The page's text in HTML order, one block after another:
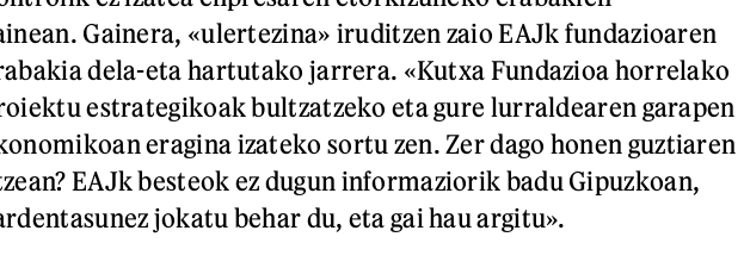
Gainera, «ulertezina» iruditzen zaio EAJk fundazioaren
dela-eta hartutako jarrera. «Kutxa Fundazioa horrelako
estrategikoak bultzatzeko eta gure lurraldearen garapen
eragina izateko sortu zen. Zer dago honen guztiaren
EAJk besteok ez dugun informaziorik badu Gipuzkoan,
jokatu behar du, eta gai hau argitu».